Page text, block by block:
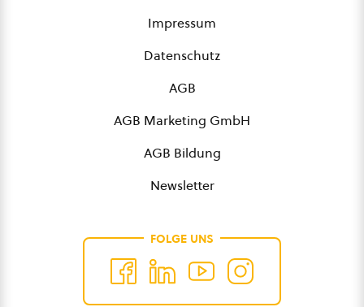
Impressum
Datenschutz
AGB
AGB Marketing GmbH
AGB Bildung
Newsletter
FOLGE UNS